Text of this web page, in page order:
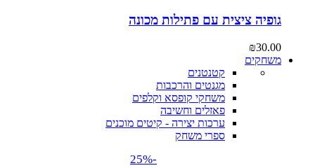
גופיה ציצית עם פתילות מכונה
₪30.00
משחקים
קטנטנים
מגנטים והרכבות
משחקי קופסא וקלפים
פאזלים וחשיבה
ערכות יצירה - קיטים מוכנים
ספרי משחק
-25%